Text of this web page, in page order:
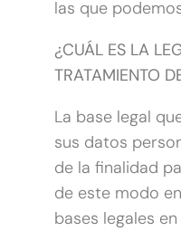
las que
¿CUÁL ES LA
TRATAMIENTO
La base legal
sus datos
de la finalidad
de este modo
bases legales